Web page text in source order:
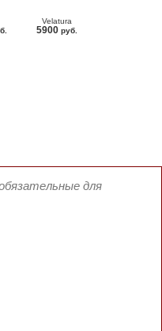
Velatura
5900 руб.
для